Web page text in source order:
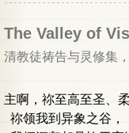
The Valley of
清教徒祷告与灵修集
主啊，祢至高至圣、
祢领我到异象之谷，